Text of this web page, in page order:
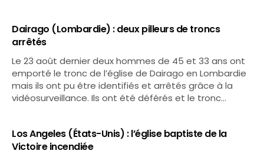
Dairago (Lombardie) : deux pilleurs de troncs
arrêtés
Le 23 août dernier deux hommes de 45 et 33 ans ont
emporté le tronc de l’église de Dairago en Lombardie
mais ils ont pu être identifiés et arrêtés grâce à la
vidéosurveillance. Ils ont été déférés et le tronc…
Los Angeles (États-Unis) : l’église baptiste de la
Victoire incendiée